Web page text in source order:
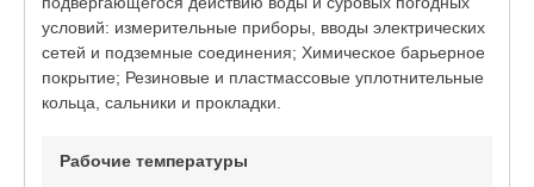
условий: измерительные приборы, вводы электрических
сетей и подземные соединения; Химическое барьерное
покрытие; Резиновые и пластмассовые уплотнительные
кольца, сальники и прокладки.
Рабочие температуры